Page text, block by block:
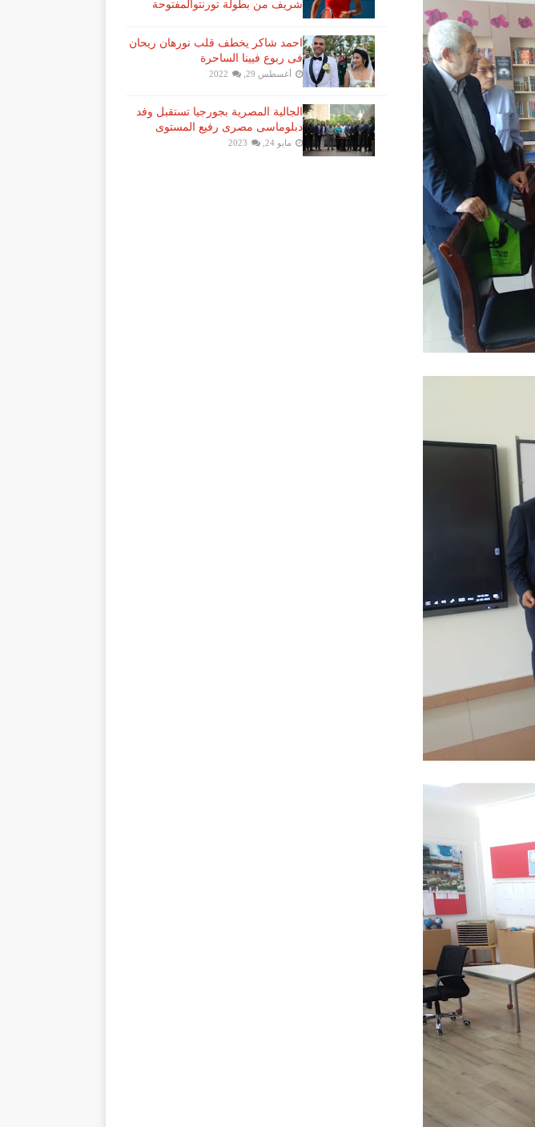
شريف​ من بطولة ​تورنتو​المفتوحة
احمد شاكر يخطف قلب نورهان ريحان
فى ربوع فيينا الساحرة
أغسطس 29, 2022
الجالية المصرية بجورجيا تستقبل وفد
دبلوماسى مصرى رفيع المستوى
مايو 24, 2023